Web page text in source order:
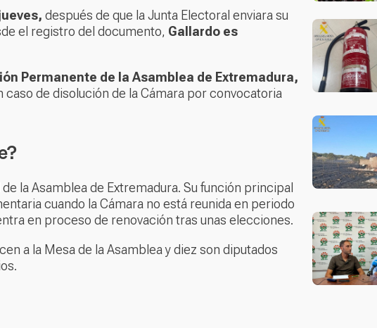
después de que la Junta Electoral enviara su
el registro del documento, Gallardo es
Permanente de la Asamblea de Extremadura,
de disolución de la Cámara por convocatoria
la Asamblea de Extremadura. Su función principal
cuando la Cámara no está reunida en periodo
en proceso de renovación tras unas elecciones.
a la Mesa de la Asamblea y diez son diputados